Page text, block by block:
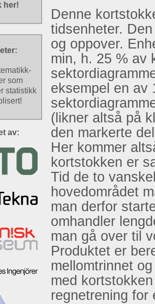
Denne
tidsenheter.
og oppover.
min, h. 25 % av
eksempel en av
(likner altså på
den markerte
Her kommer
kortstokken er
Tid de to
hovedområdet
man derfor
omhandler
man gå over til
Produktet er
mellomtrinnet
med
regnetrening for
her!
som
statistikk
av: